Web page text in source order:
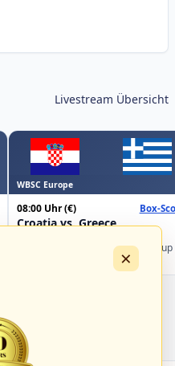
Livestream Übersicht
WBSC Europe
08:00 Uhr(€) Box-
Croatia vs. Greece
Championship B Pool 2026 - Group
×